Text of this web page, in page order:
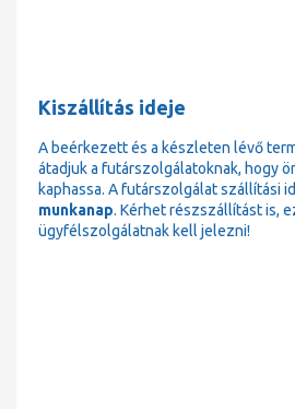
Kiszállítás ideje
A beérkezett és a készleten lévő
átadjuk a futárszolgálatoknak, hogy
kaphassa. A futárszolgálat szállítási
munkanap. Kérhet részszállítást is,
ügyfélszolgálatnak kell jelezni!